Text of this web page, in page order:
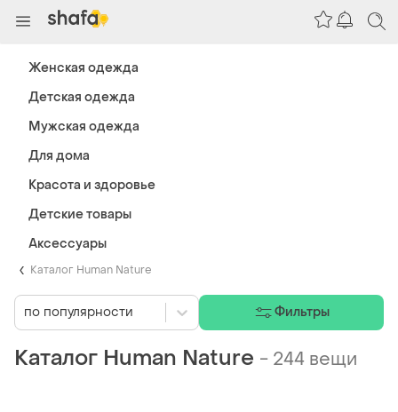
Каталог Human Nature
Каталог Human Nature - 244 вещи
по популярности Фильтры
Женская одежда
Детская одежда
Мужская одежда
Для дома
Красота и здоровье
Детские товары
Аксессуары